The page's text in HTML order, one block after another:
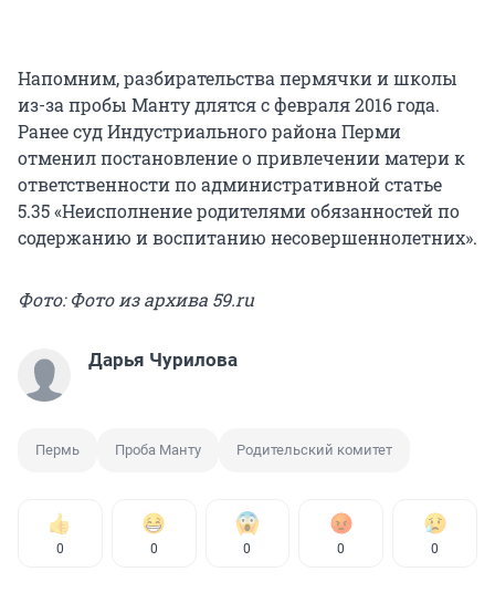
Напомним, разбирательства пермячки и школы
из-за пробы Манту длятся с февраля 2016 года.
Ранее суд Индустриального района Перми
отменил постановление о привлечении матери к
ответственности по административной статье
5.35 «Неисполнение родителями обязанностей по
содержанию и воспитанию несовершеннолетних».
Фото: Фото из архива 59.ru
Дарья Чурилова
Пермь Проба Манту Родительский комитет
0 0 0 0 0